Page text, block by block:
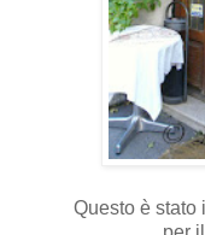
Questo è stato